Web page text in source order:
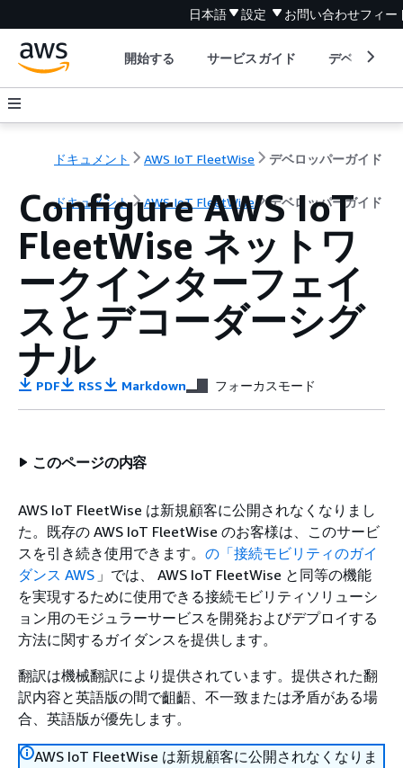
日本語 設定 お問い合わせフィー
開始する サービスガイド デベロッパ
ドキュメント AWS IoT FleetWise デベロッパーガイド
ドキュメント AWS IoT FleetWise デベロッパーガイド
Configure AWS IoT
FleetWise ネットワ
ークインターフェイ
スとデコーダーシグ
ナル
PDF RSS Markdown フォーカスモード
このページの内容
AWS IoT FleetWise は新規顧客に公開されなくなりまし
た。既存の AWS IoT FleetWise のお客様は、このサービ
スを引き続き使用できます。 の「接続モビリティのガイ
ダンス AWS 」では、 AWS IoT FleetWise と同等の機能
を実現するために使用できる接続モビリティソリューシ
ョン用のモジュラーサービスを開発およびデプロイする
方法に関するガイダンスを提供します。
翻訳は機械翻訳により提供されています。提供された翻
訳内容と英語版の間で齟齬、不一致または矛盾がある場
合、英語版が優先します。
AWS IoT FleetWise は新規顧客に公開されなくなりま